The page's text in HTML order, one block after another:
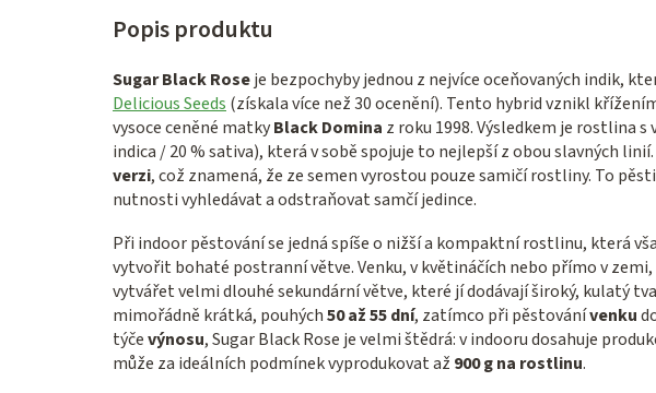
Sugar Black Roseje bezpochyby jednou z nejvíce oceňovaných indik,
Delicious Seeds (získala více než 30 ocenění). Tento hybrid vznikl
vysoce ceněné matkyBlack Domina z roku 1998. Výsledkem je rostlina
indica / 20 % sativa), která v sobě spojuje to nejlepší z obou slavných linií.
verzi, což znamená, že ze semen vyrostou pouze samičí rostliny. To
nutnosti vyhledávat a odstraňovat samčí jedince.
Při indoor pěstování se jedná spíše o nižší a kompaktní rostlinu, která
vytvořit bohaté postranní větve. Venku, v květináčích nebo přímo v
vytvářet velmi dlouhé sekundární větve, které jí dodávají široký, kulatý
mimořádně krátká, pouhých50 až 55 dní, zatímco při pěstovánívenku
týčevýnosu, Sugar Black Rose je velmi štědrá: v indooru dosahuje
může za ideálních podmínek vyprodukovat až 900 g na rostlinu.